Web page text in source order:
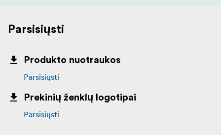
Parsisiųsti
Produkto nuotraukos
Parsisiųsti
Prekinių ženklų logotipai
Parsisiųsti